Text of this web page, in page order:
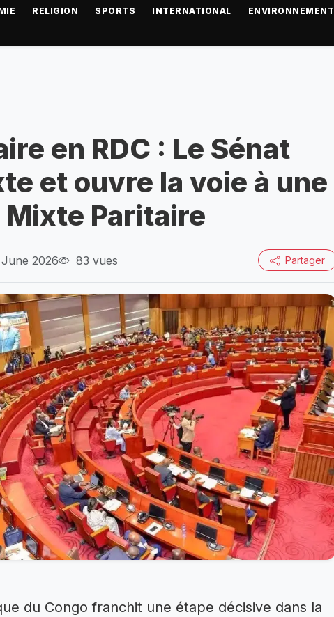
RELIGION SPORTS INTERNATIONAL ENVIRONNEMENT
en RDC : Le Sénat
et ouvre la voie à une
Paritaire
June 2026 83 vues Partager
du Congo franchit une étape décisive dans la